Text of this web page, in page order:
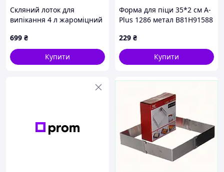
Скляний лоток для
випікання 4 л жароміцний
699 ₴
Купити
Форма для піци 35*2 см A-
Plus 1286 метал B81H91588
229 ₴
Купити